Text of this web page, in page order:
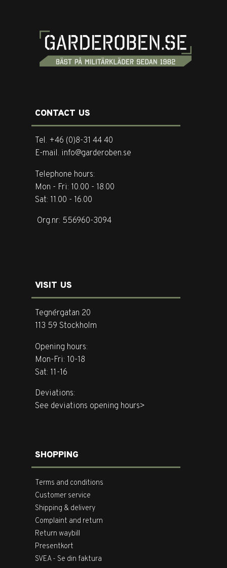
CONTACT US
Tel. +46 (0)8-31 44 40
E-mail. info@garderoben.se
Telephone hours:
Mon - Fri: 10.00 - 18.00
Sat: 11.00 - 16.00
Org.nr: 556960-3094
VISIT US
Tegnérgatan 20
113 59 Stockholm
Opening hours:
Mon-Fri: 10-18
Sat: 11-16
Deviations:
See deviations opening hours>
SHOPPING
Terms and conditions
Customer service
Shipping & delivery
Complaint and return
Return waybill
Presentkort
SVEA - Se din faktura